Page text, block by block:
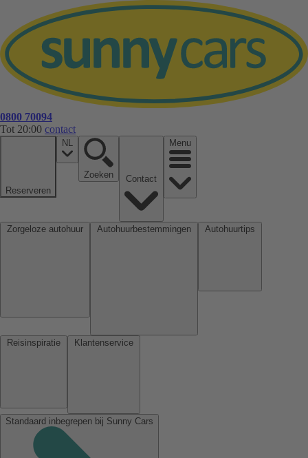
0800 70094
Tot 20:00 contact
Reserveren
NL
Zoeken
Menu
Standaard inbegrepen bij Sunny Cars